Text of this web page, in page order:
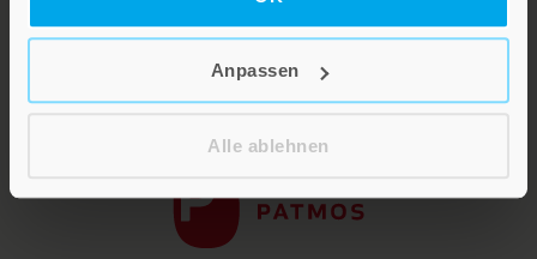
Anpassen
Alle ablehnen
Die Verlage der Verlagsgruppe
Patmos